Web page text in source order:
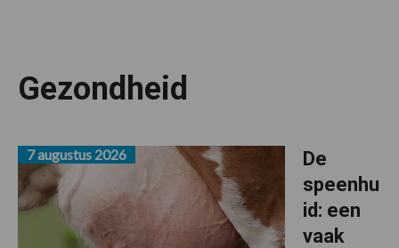
Gezondheid
De
speenhu
id: een
vaak
7 augustus 2026